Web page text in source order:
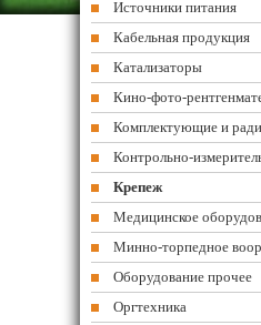
Источники питания
Кабельная продукция
Катализаторы
Кино-фото-
Комплектующие и
Контрольно-
Крепеж
Медицинское
Минно-торпедное
Оборудование прочее
Оргтехника